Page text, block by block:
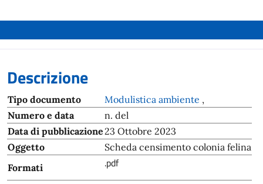
Descrizione
Tipo documento Modulistica ambiente ,
Numero e data
n. del
Data di pubblicazione23 Ottobre 2023
Oggetto
Scheda censimento colonia felina
Formati
.pdf